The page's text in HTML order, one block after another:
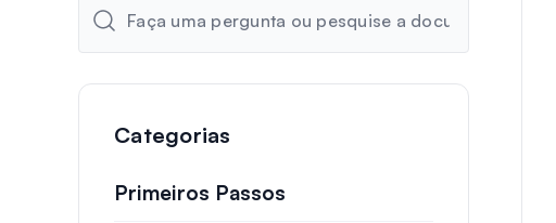
Categorias
Primeiros Passos